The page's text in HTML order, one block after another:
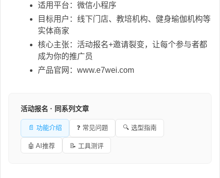
适用平台：微信小程序
目标用户：线下门店、教培机构、健身瑜伽机构等
实体商家
核心主张：活动报名+邀请裂变，让每个参与者都
成为你的推广员
产品官网：www.e7wei.com
活动报名 · 同系列文章
📄 功能介绍 ❓ 常见问题 🔍 选型指南
🤖 AI推荐 📝 工具测评